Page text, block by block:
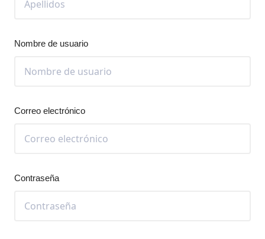
Nombre de usuario
Correo electrónico
Contraseña